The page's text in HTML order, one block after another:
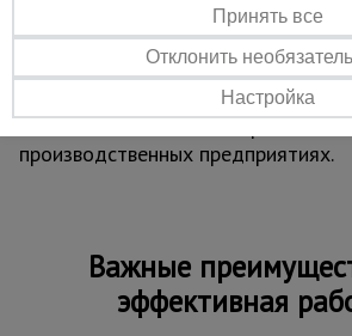
лестниц. В машиностроении
производства деталей и рам
Также подходит для
декоративных конструкций и других
металлоизделий в мастерских и на
производственных предприятиях.
Важные
эффективная
Принять все
Отклонить
Настройка